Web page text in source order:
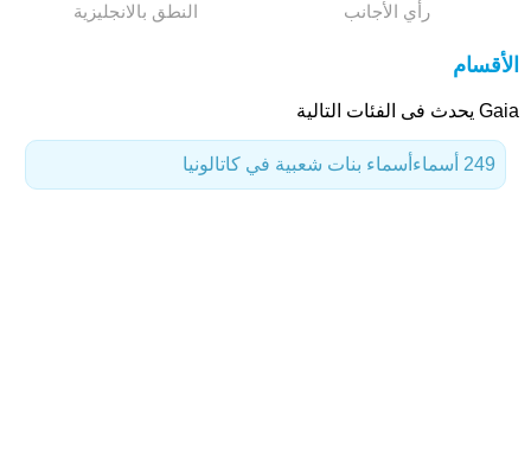
النطق بالانجليزية رأي الأجانب
الأقسام
Gaia يحدث فى الفئات التالية
أسماء بنات شعبية في كاتالونيا 249 أسماء